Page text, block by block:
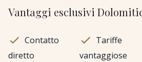
Vantaggi esclusivi
Contatto
diretto
Tariffe
vantaggiose